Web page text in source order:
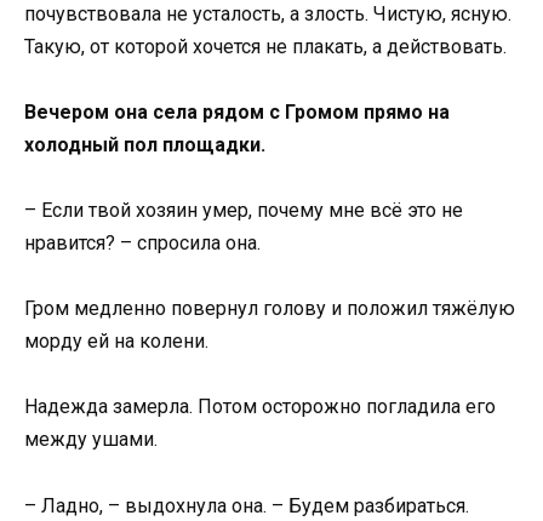
почувствовала не усталость, а злость. Чистую, ясную.
Такую, от которой хочется не плакать, а действовать.
Вечером она села рядом с Громом прямо на
холодный пол площадки.
– Если твой хозяин умер, почему мне всё это не
нравится? – спросила она.
Гром медленно повернул голову и положил тяжёлую
морду ей на колени.
Надежда замерла. Потом осторожно погладила его
между ушами.
– Ладно, – выдохнула она. – Будем разбираться.